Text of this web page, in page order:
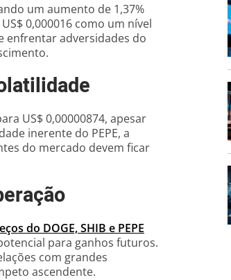
um aumento de 1,37%
0,000016 como um nível
enfrentar adversidades do
US$ 0,00000874, apesar
inerente do PEPE, a
do mercado devem ficar
do DOGE, SHIB e PEPE
para ganhos futuros.
com grandes
ascendente.